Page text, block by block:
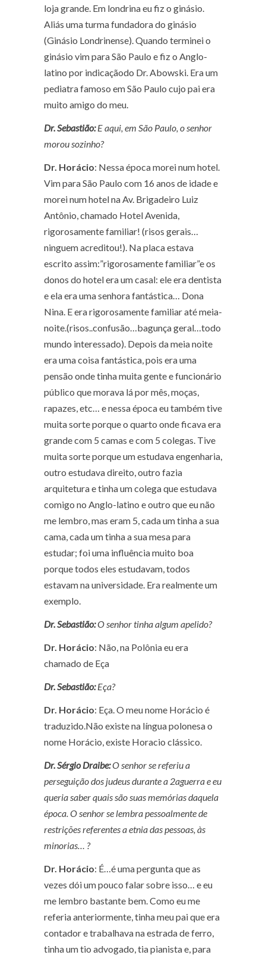
loja grande. Em londrina eu fiz o ginásio.
Aliás uma turma fundadora do ginásio
(Ginásio Londrinense). Quando terminei o
ginásio vim para São Paulo e fiz o Anglo-
latino por indicaçãodo Dr. Abowski. Era um
pediatra famoso em São Paulo cujo pai era
muito amigo do meu.
Dr. Sebastião:E aqui, em São Paulo, o senhor
morou sozinho?
Dr. Horácio: Nessa época morei num hotel.
Vim para São Paulo com 16 anos de idade e
morei num hotel na Av. Brigadeiro Luiz
Antônio, chamado Hotel Avenida,
rigorosamente familiar! (risos gerais…
ninguem acreditou!). Na placa estava
escrito assim:”rigorosamente familiar”e os
donos do hotel era um casal: ele era dentista
e ela era uma senhora fantástica… Dona
Nina. E era rigorosamente familiar até meia-
noite.(risos..confusão…bagunça geral…todo
mundo interessado). Depois da meia noite
era uma coisa fantástica, pois era uma
pensão onde tinha muita gente e funcionário
público que morava lá por mês, moças,
rapazes, etc… e nessa época eu também tive
muita sorte porque o quarto onde ficava era
grande com 5 camas e com 5 colegas. Tive
muita sorte porque um estudava engenharia,
outro estudava direito, outro fazia
arquitetura e tinha um colega que estudava
comigo no Anglo-latino e outro que eu não
me lembro, mas eram 5, cada um tinha a sua
cama, cada um tinha a sua mesa para
estudar; foi uma influência muito boa
porque todos eles estudavam, todos
estavam na universidade. Era realmente um
exemplo.
Dr. Sebastião:O senhor tinha algum apelido?
Dr. Horácio: Não, na Polônia eu era
chamado de Eça
Dr. Sebastião:Eça?
Dr. Horácio: Eça. O meu nome Horácio é
traduzido.Não existe na língua polonesa o
nome Horácio, existe Horacio clássico.
Dr. Sérgio Draibe:O senhor se referiu a
perseguição dos judeus durante a 2aguerra e eu
queria saber quais são suas memórias daquela
época. O senhor se lembra pessoalmente de
restrições referentes a etnia das pessoas, às
minorias… ?
Dr. Horácio: É…é uma pergunta que as
vezes dói um pouco falar sobre isso… e eu
me lembro bastante bem. Como eu me
referia anteriormente, tinha meu pai que era
contador e trabalhava na estrada de ferro,
tinha um tio advogado, tia pianista e, para